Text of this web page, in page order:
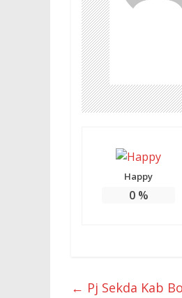
Happy
0%
← Pj Sekda Kab